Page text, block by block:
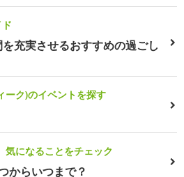
充実させるおすすめの過ごし
ーク)のイベントを探す
気になることをチェック
からいつまで？